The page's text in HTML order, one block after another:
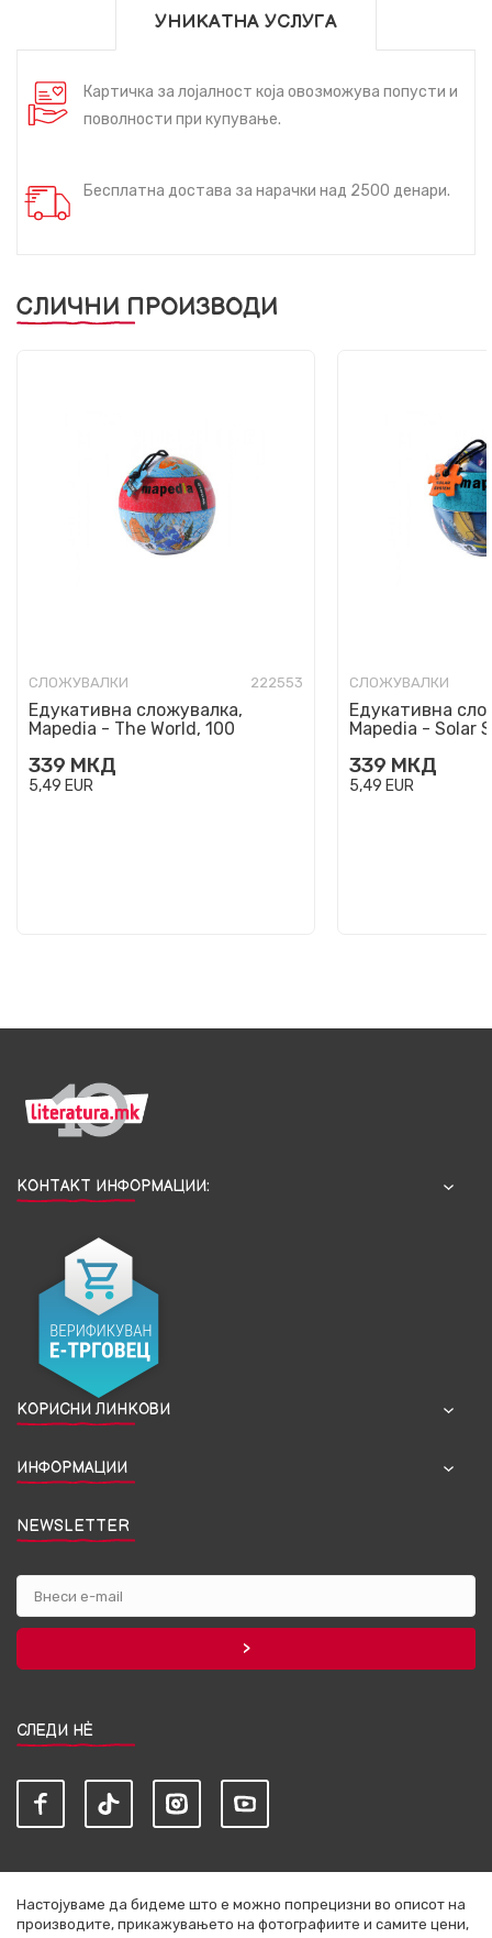
УНИКАТНА УСЛУГА
Картичка за лојалност која овозможува попусти и
поволности при купување.
Бесплатна достава за нарачки над 2500 денари.
СЛИЧНИ ПРОИЗВОДИ
СЛОЖУВАЛКИ 222553
Едукативна сложувалка,
Mapedia - The World, 100
339 МКД
5,49 EUR
СЛОЖУВАЛКИ
Едукативна
Mapedia - Solar
339 МКД
5,49 EUR
КОНТАКТ ИНФОРМАЦИИ:
КОРИСНИ ЛИНКОВИ
ИНФОРМАЦИИ
NEWSLETTER
СЛЕДИ НЀ
Настојуваме да бидеме што е можно попрецизни во описот на
производите, прикажувањето на фотографиите и самите цени,